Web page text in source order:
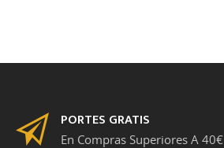
PORTES GRATIS
En Compras Superiores A 40€